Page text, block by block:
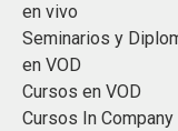
en vivo
Seminarios y
en VOD
Cursos en VOD
Cursos In Company